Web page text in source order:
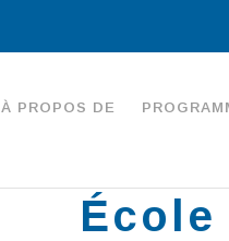
À PROPOS DE